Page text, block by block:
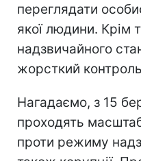
переглядати
якої людини. Крім
надзвичайного
жорсткий
Нагадаємо, з 15
проходять
проти режиму